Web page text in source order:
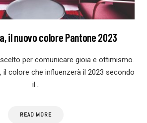
il nuovo colore Pantone 2023
per comunicare gioia e ottimismo.
il colore che influenzerà il 2023 secondo
il…
READ MORE